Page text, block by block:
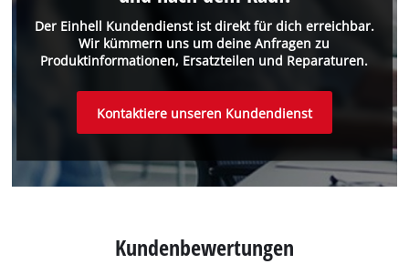
Der Einhell Kundendienst ist direkt für dich erreichbar.
Wir kümmern uns um deine Anfragen zu
Produktinformationen, Ersatzteilen und Reparaturen.
Kontaktiere unseren Kundendienst
Kundenbewertungen